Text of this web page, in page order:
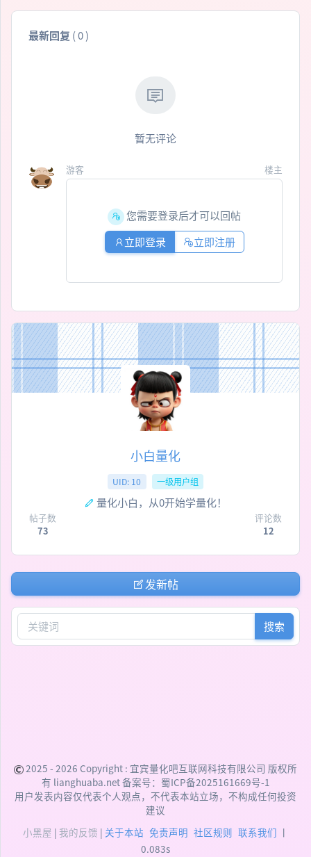
最新回复 (0)
暂无评论
游客 楼主
您需要登录后才可以回帖
立即登录
立即注册
小白量化
UID: 10 一级用户组
量化小白，从0开始学量化！
帖子数
73
评论数
12
发新帖
搜索
2025 - 2026 Copyright : 宜宾量化吧互联网科技有限公司 版权所
有 lianghuaba.net 备案号： 蜀ICP备2025161669号-1
用户发表内容仅代表个人观点，不代表本站立场，不构成任何投资
建议
小黑屋 | 我的反馈 | 关于本站 免责声明 社区规则 联系我们 丨
0.083s